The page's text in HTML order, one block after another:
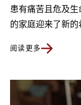
患有痛苦且危及
的家庭迎来了新
阅读更多